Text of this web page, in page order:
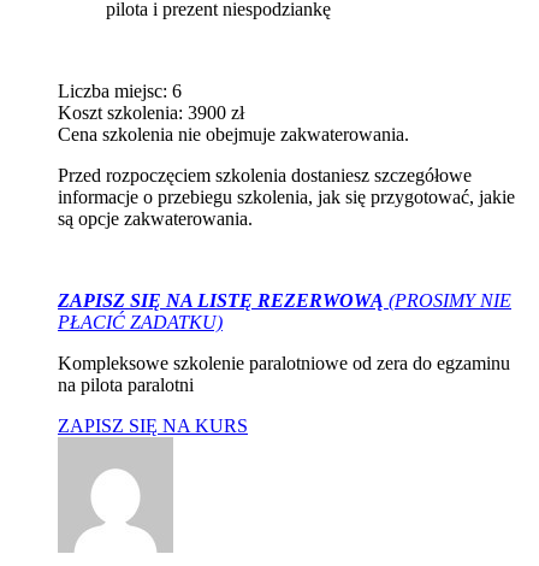
pilota i prezent niespodziankę
Liczba miejsc: 6
Koszt szkolenia: 3900 zł
Cena szkolenia nie obejmuje zakwaterowania.
Przed rozpoczęciem szkolenia dostaniesz szczegółowe
informacje o przebiegu szkolenia, jak się przygotować, jakie
są opcje zakwaterowania.
ZAPISZ SIĘ NA LISTĘ REZERWOWĄ (PROSIMY NIE
PŁACIĆ ZADATKU)
Kompleksowe szkolenie paralotniowe od zera do egzaminu
na pilota paralotni
ZAPISZ SIĘ NA KURS